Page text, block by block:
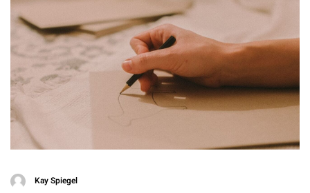
Kay Spiegel